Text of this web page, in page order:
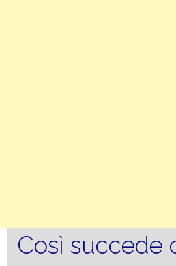
Così succede